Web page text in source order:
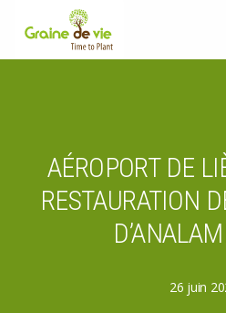
AÉROPORT DE
RESTAURATION
26 juin